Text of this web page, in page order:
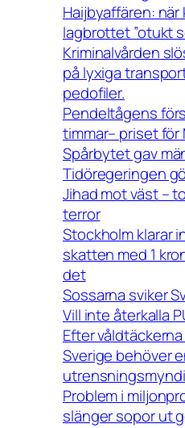
Haijbyaffären:
lagbrottet ”otukt
Kriminalvården
på lyxiga
pedofiler.
Pendeltågens
timmar– priset
Spårbytet gav
Tidöregeringen
Jihad mot väst –
terror
Stockholm klarar
skatten med 1
det
Sossarna sviker
Vill inte återkalla
Efter
Sverige behöver
Problem i
slänger sopor ut